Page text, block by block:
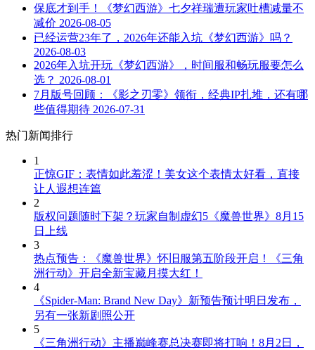
保底才到手！《梦幻西游》七夕祥瑞遭玩家吐槽减量不
减价 2026-08-05
已经运营23年了，2026年还能入坑《梦幻西游》吗？
2026-08-03
2026年入坑开玩《梦幻西游》，时间服和畅玩服要怎么
选？ 2026-08-01
7月版号回顾：《影之刃零》领衔，经典IP扎堆，还有哪
些值得期待 2026-07-31
热门新闻排行
1
正惊GIF：表情如此羞涩！美女这个表情太好看，直接
让人遐想连篇
2
版权问题随时下架？玩家自制虚幻5《魔兽世界》8月15
日上线
3
热点预告：《魔兽世界》怀旧服第五阶段开启！《三角
洲行动》开启全新宝藏月摸大红！
4
《Spider-Man: Brand New Day》新预告预计明日发布，
另有一张新剧照公开
5
《三角洲行动》主播巅峰赛总决赛即将打响！8月2日，